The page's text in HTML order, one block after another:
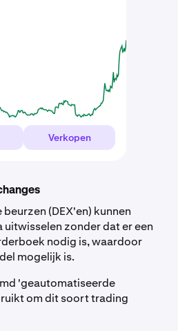
Verkopen
(DEX'en) kunnen
zonder dat er een
nodig is, waardoor
mogelijk is.
'geautomatiseerde
om dit soort trading